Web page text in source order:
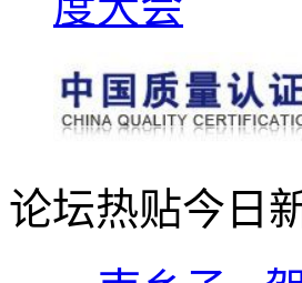
论坛热贴今日